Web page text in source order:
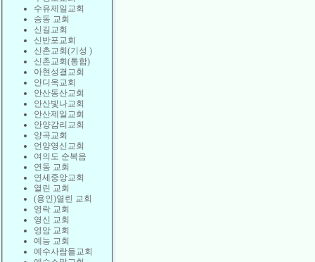
수유제일교회
승동 교회
신길교회
신반포교회
신촌교회(기성 )
신촌교회(통합)
아현성결교회
안디옥교회
안산동산교회
안산빛나교회
안산제일교회
안양감리교회
양곡교회
언양영신교회
여의도 순복음
연동 교회
연세중앙교회
열린 교회
(용인)열린 교회
영락 교회
영신 교회
영암 교회
예능 교회
예수사람들교회